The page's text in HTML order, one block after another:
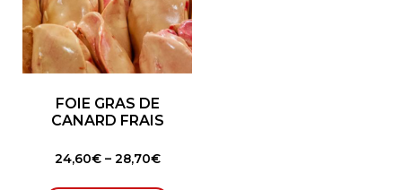
FOIE GRAS DE
CANARD FRAIS
24,60€– 28,70€